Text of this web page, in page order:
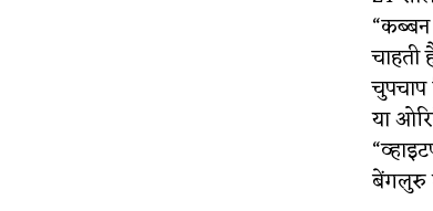
चाहती
चुपचाप
या
बेंगलुरु